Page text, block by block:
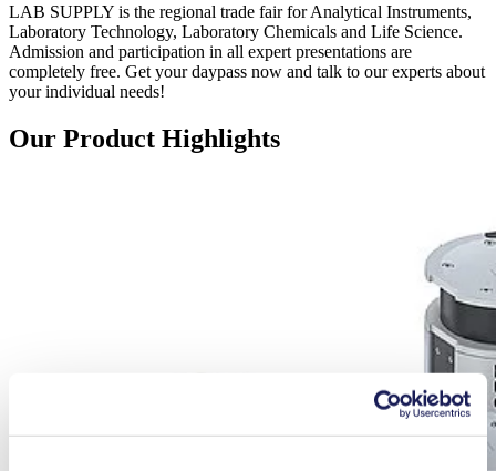
LAB SUPPLY is the regional trade fair for Analytical Instruments,
Laboratory Technology, Laboratory Chemicals and Life Science.
Admission and participation in all expert presentations are
completely free. Get your daypass now and talk to our experts about
your individual needs!
Our Product Highlights